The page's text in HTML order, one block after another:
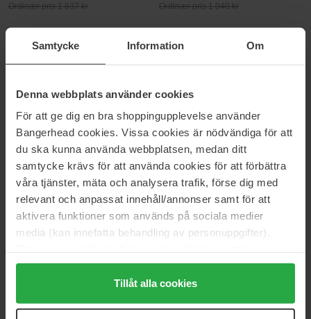
Samtycke Information Om
Denna webbplats använder cookies
För att ge dig en bra shoppingupplevelse använder
Bangerhead cookies. Vissa cookies är nödvändiga för att
du ska kunna använda webbplatsen, medan ditt
samtycke krävs för att använda cookies för att förbättra
våra tjänster, mäta och analysera trafik, förse dig med
relevant och anpassat innehåll/annonser samt för att
aktivera funktioner som används på sociala medier
media (kan innefatta behandling av personuppgifter).
Genom att trycka på "Tillåt alla cookies" accepterar du
alla cookies, medan du under "Detaljer" kan anpassa
användningen av cookies. Du kan när som helst återkalla
Tillåt alla cookies
Ordinær pris 1 837 kr Ordinær pris 1 040 kr
Naturelle
50 ml
Ordinær pris 1 583 kr
Nomade Jasmin Naturellee
Ordinær pris 1 118 kr
Intense
30 ml
1 012 kr
Ordinær pris 1 124 kr
Chloé
Nomade Lumiére d’Egypte
50 ml
1 367 kr
Ordinær pris 1 518 kr
Chloé
30 ml
CHLOÉ